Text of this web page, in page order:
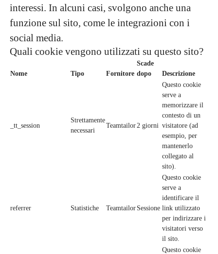
interessi. In alcuni casi, svolgono anche una
funzione sul sito, come le integrazioni con i
social media.
Quali cookie vengono utilizzati su questo sito?
Nome Tipo Fornitore
Scade
dopo
Descrizione
_tt_session
Strettamente
necessari
Teamtailor2 giorni
Questo cookie
serve a
memorizzare il
contesto di un
visitatore (ad
esempio, per
mantenerlo
collegato al
sito).
referrer Statistiche Teamtailor Sessione
Questo cookie
serve a
identificare il
link utilizzato
per indirizzare i
visitatori verso
il sito.
Questo cookie